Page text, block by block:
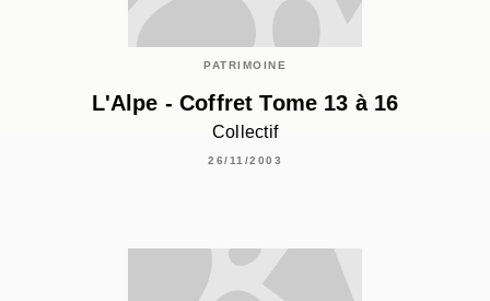
PATRIMOINE
L'Alpe - Coffret Tome 13 à 16
Collectif
26/11/2003